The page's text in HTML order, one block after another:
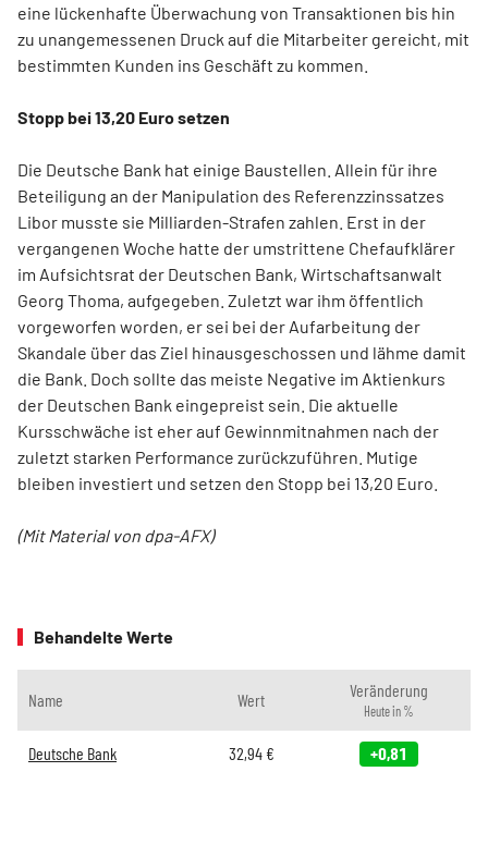
eine lückenhafte Überwachung von Transaktionen bis hin
zu unangemessenen Druck auf die Mitarbeiter gereicht, mit
bestimmten Kunden ins Geschäft zu kommen.
Stopp bei 13,20 Euro setzen
Die Deutsche Bank hat einige Baustellen. Allein für ihre
Beteiligung an der Manipulation des Referenzzinssatzes
Libor musste sie Milliarden-Strafen zahlen. Erst in der
vergangenen Woche hatte der umstrittene Chefaufklärer
im Aufsichtsrat der Deutschen Bank, Wirtschaftsanwalt
Georg Thoma, aufgegeben. Zuletzt war ihm öffentlich
vorgeworfen worden, er sei bei der Aufarbeitung der
Skandale über das Ziel hinausgeschossen und lähme damit
die Bank. Doch sollte das meiste Negative im Aktienkurs
der Deutschen Bank eingepreist sein. Die aktuelle
Kursschwäche ist eher auf Gewinnmitnahmen nach der
zuletzt starken Performance zurückzuführen. Mutige
bleiben investiert und setzen den Stopp bei 13,20 Euro.
(Mit Material von dpa-AFX)
Behandelte Werte
Name Wert Veränderung
Heute in %
Deutsche Bank 32,94€ +0,81